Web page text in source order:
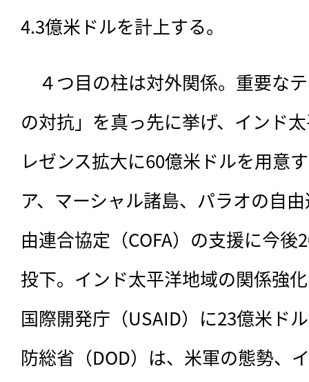
4.3億米ドルを計上する。
４つ目の柱は対外関係。重要な
の対抗」を真っ先に挙げ、インド
レゼンス拡大に60億米ドルを用意
ア、マーシャル諸島、パラオの自
由連合協定（COFA）の支援に今
投下。インド太平洋地域の関係強
国際開発庁（USAID）に23億米ド
防総省（DOD）は、米軍の態勢、